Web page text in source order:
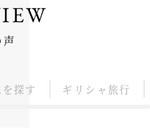
探す ギリシャ旅行